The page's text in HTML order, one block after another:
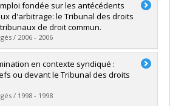
Papyrus
fondée sur les antécédents
d'arbitrage: le Tribunal des droits
de droit commun.
/ 2006 - 2006
Annie
Papyrus
en contexte syndiqué :
ou devant le Tribunal des droits
/ 1998 - 1998